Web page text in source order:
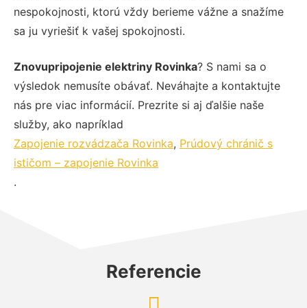
nespokojnosti, ktorú vždy berieme vážne a snažíme
sa ju vyriešiť k vašej spokojnosti.
Znovupripojenie elektriny Rovinka? S nami sa o
výsledok nemusíte obávať. Neváhajte a kontaktujte
nás pre viac informácií. Prezrite si aj ďalšie naše
služby, ako napríklad
Zapojenie rozvádzača Rovinka, Prúdový chránič s
ističom – zapojenie Rovinka
.
Referencie